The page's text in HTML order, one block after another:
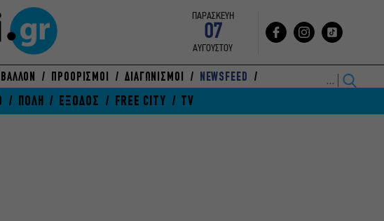
ΠΑΡΑΣΚΕΥΗ
07
ΑΥΓΟΥΣΤΟΥ
ΠΡΟΟΡΙΣΜΟΙ ΔΙΑΓΩΝΙΣΜΟΙ NEWSFEED
ΠΟΛΗ ΕΞΟΔΟΣ FREE CITY TV